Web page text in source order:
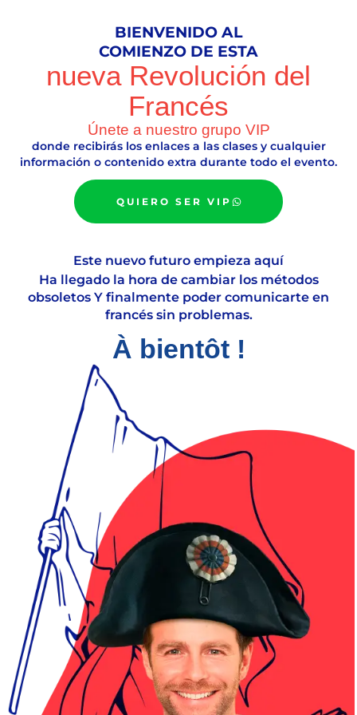
BIENVENIDO AL
COMIENZO DE ESTA
nueva Revolución del
Francés
Únete a nuestro grupo VIP
donde recibirás los enlaces a las clases y cualquier
información o contenido extra durante todo el evento.
QUIERO SER VIP
Este nuevo futuro empieza aquí
Ha llegado la hora de cambiar los métodos
obsoletos Y finalmente poder comunicarte en
francés sin problemas.
À bientôt !